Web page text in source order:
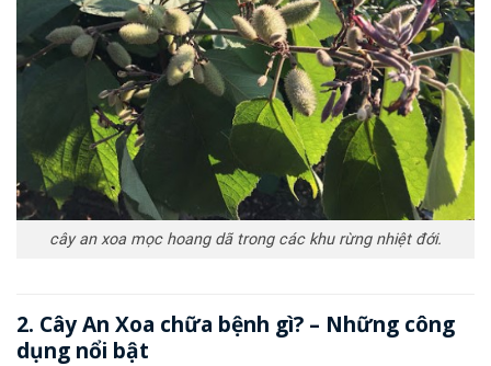
cây an xoa mọc hoang dã trong các khu rừng nhiệt đới.
2. Cây An Xoa chữa bệnh gì? – Những công
dụng nổi bật